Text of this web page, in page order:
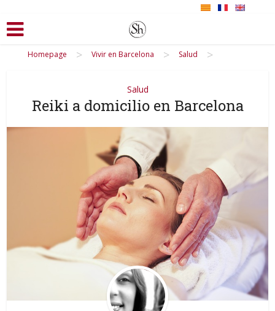
Homepage > Vivir en Barcelona > Salud >
Salud
Reiki a domicilio en Barcelona